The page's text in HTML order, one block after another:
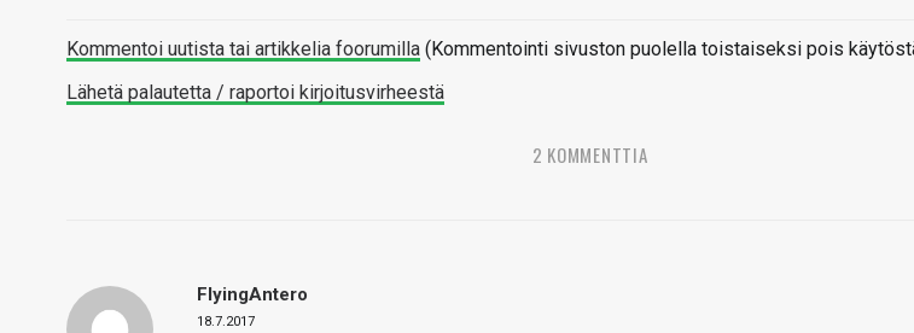
Kommentoi uutista tai artikkelia foorumilla (Kommentointi sivuston puolella toistaiseksi pois
Lähetä palautetta / raportoi kirjoitusvirheestä
2 KOMMENTTIA
FlyingAntero
18.7.2017